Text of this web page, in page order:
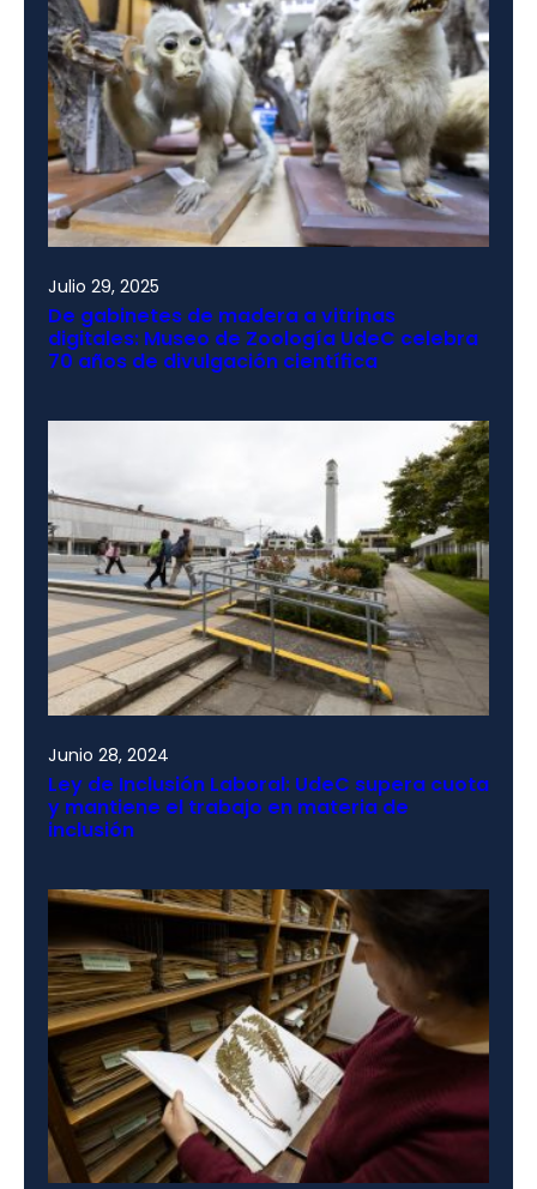
Julio 29, 2025
De gabinetes de madera a vitrinas
digitales: Museo de Zoología UdeC celebra
70 años de divulgación científica
Junio 28, 2024
Ley de Inclusión Laboral: UdeC supera cuota
y mantiene el trabajo en materia de
inclusión